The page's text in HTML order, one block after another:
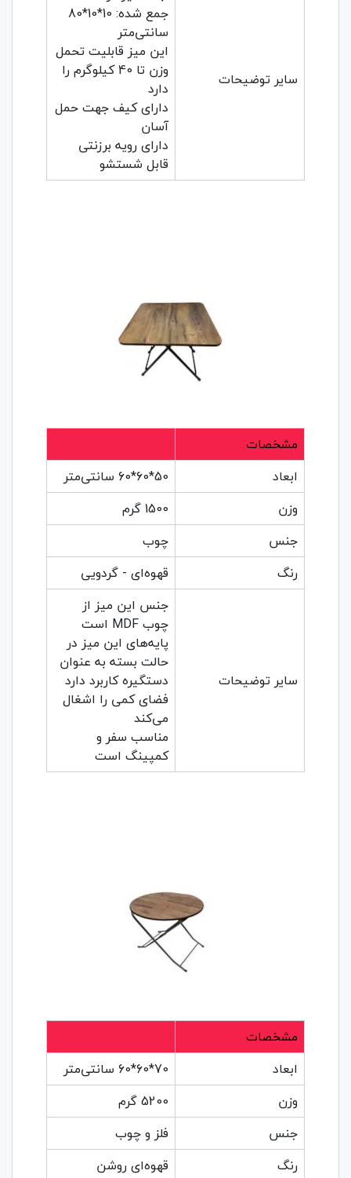
سایر توضیحات
جمع شده: 10*10*80
سانتی‌متر
این میز قابلیت تحمل
وزن تا 40 کیلوگرم را
دارد
دارای کیف جهت حمل
آسان
دارای رویه برزنتی
قابل شستشو
مشخصات
ابعاد
50*60*60 سانتی‌متر
وزن
1500 گرم
جنس
چوب
رنگ
قهوه‌ای - گردویی
سایر توضیحات
جنس این میز از
چوب MDF است
پایه‌های این میز در
حالت بسته به عنوان
دستگیره کاربرد دارد
فضای کمی را اشغال
می‌کند
مناسب سفر و
کمپینگ است
مشخصات
ابعاد
70*60*60 سانتی‌متر
وزن
5200 گرم
جنس
فلز و چوب
رنگ
قهوه‌ای روشن